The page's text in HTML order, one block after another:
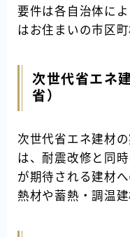
要件は各自治体に
はお住まいの市区
次世代省エネ
省）
次世代省エネ建材
は、耐震改修と同
が期待される建材
熱材や蓄熱・調温